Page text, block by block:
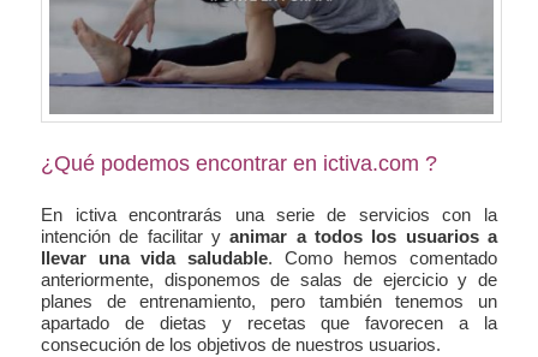
¿Qué podemos encontrar en ictiva.com ?
En ictiva encontrarás una serie de servicios con la
intención de facilitar yanimar a todos los usuarios a
llevar una vida saludable. Como hemos comentado
anteriormente, disponemos de salas de ejercicio y de
planes de entrenamiento, pero también tenemos un
apartado de dietas y recetas que favorecen a la
consecución de los objetivos de nuestros usuarios.